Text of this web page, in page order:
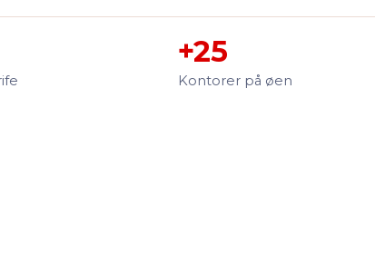
+25
Kontorer på øen